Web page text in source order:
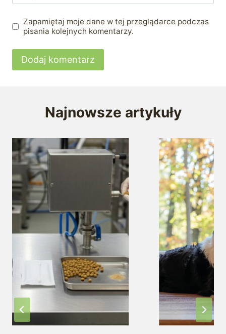
Zapamiętaj moje dane w tej przeglądarce podczas
pisania kolejnych komentarzy.
Najnowsze artykuły